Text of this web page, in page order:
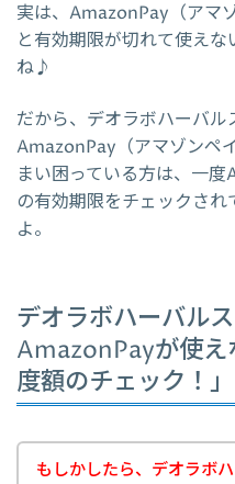
実は、AmazonPay（アマ
と有効期限が切れて使え
ね♪
だから、デオラボハーバ
AmazonPay（アマゾンペ
まい困っている方は、一度
の有効期限をチェックさ
よ。
デオラボハーバル
AmazonPayが使え
度額のチェック！」
もしかしたら、デオラボ